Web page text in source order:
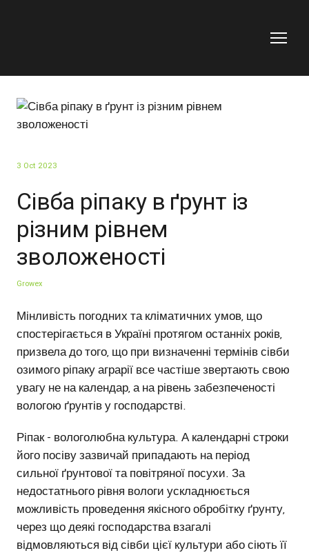
3 Oct 2023
Сівба ріпаку в ґрунт із
різним рівнем
зволоженості
Growex
Мінливість погодних та кліматичних умов, що
спостерігається в Україні протягом останніх років,
призвела до того, що при визначенні термінів сівби
озимого ріпаку аграрії все частіше звертають свою
увагу не на календар, а на рівень забезпеченості
вологою ґрунтів у господарстві.
Ріпак - вологолюбна культура. А календарні строки
його посіву зазвичай припадають на період
сильної ґрунтової та повітряної посухи. За
недостатнього рівня вологи ускладнюється
можливість проведення якісного обробітку ґрунту,
через що деякі господарства взагалі
відмовляються від сівби цієї культури або сіють її